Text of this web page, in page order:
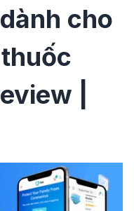
cho
|